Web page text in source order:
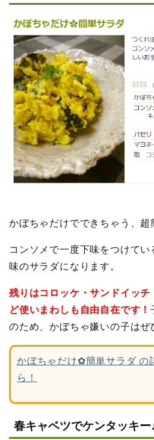
かぼちゃだけでできちゃう、超
コンソメで一度下味をつけて
味のサラダになります。
残りはコロッケ・サンドイッ
ど使いまわしも自由自在です！
のため、かぼちゃ嫌いの子はぜ
かぼちゃだけ✿簡単サラダ の
ら！
春キャベツでケンタッキ